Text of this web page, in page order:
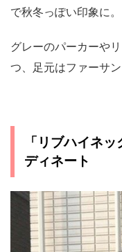
で秋冬っぽい印象に。
グレーのパーカーや
つ、足元はファーサ
「リブハイネ
ディネート